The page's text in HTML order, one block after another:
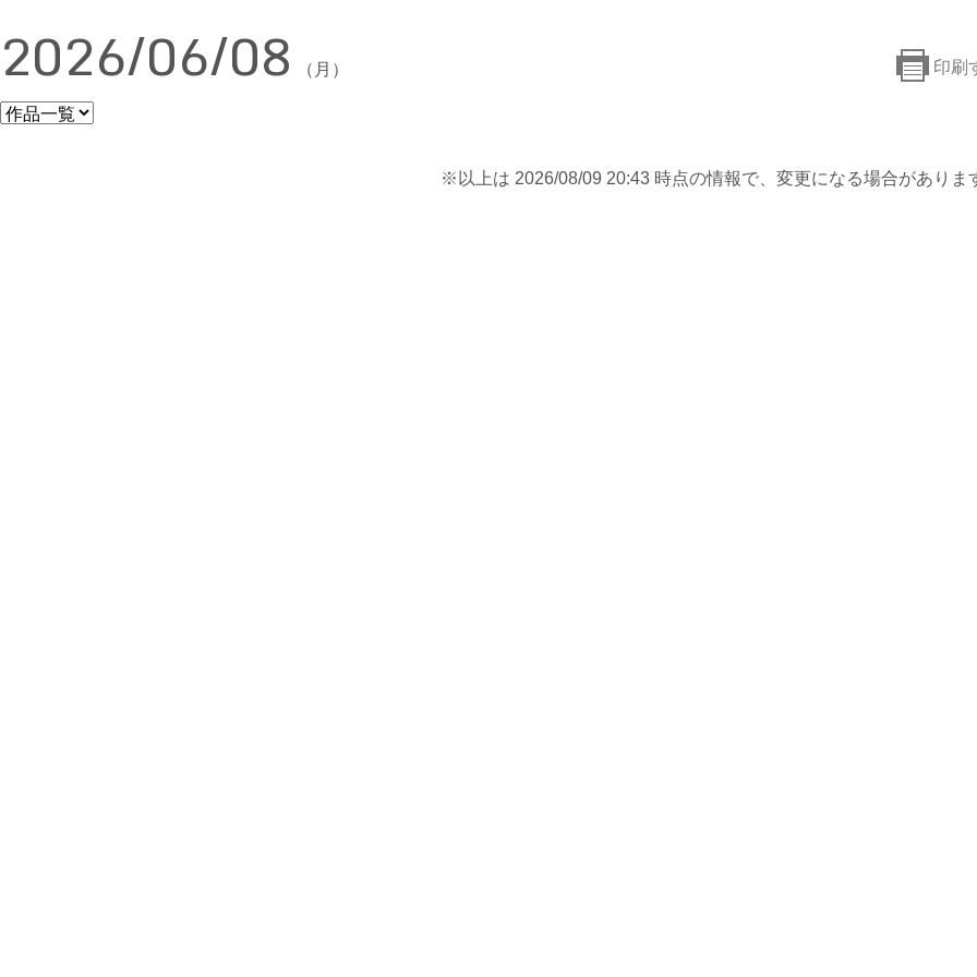
印刷
2026/06/08 （月）
※以上は 2026/08/09 20:43 時点の情報で、変更になる場合がありま